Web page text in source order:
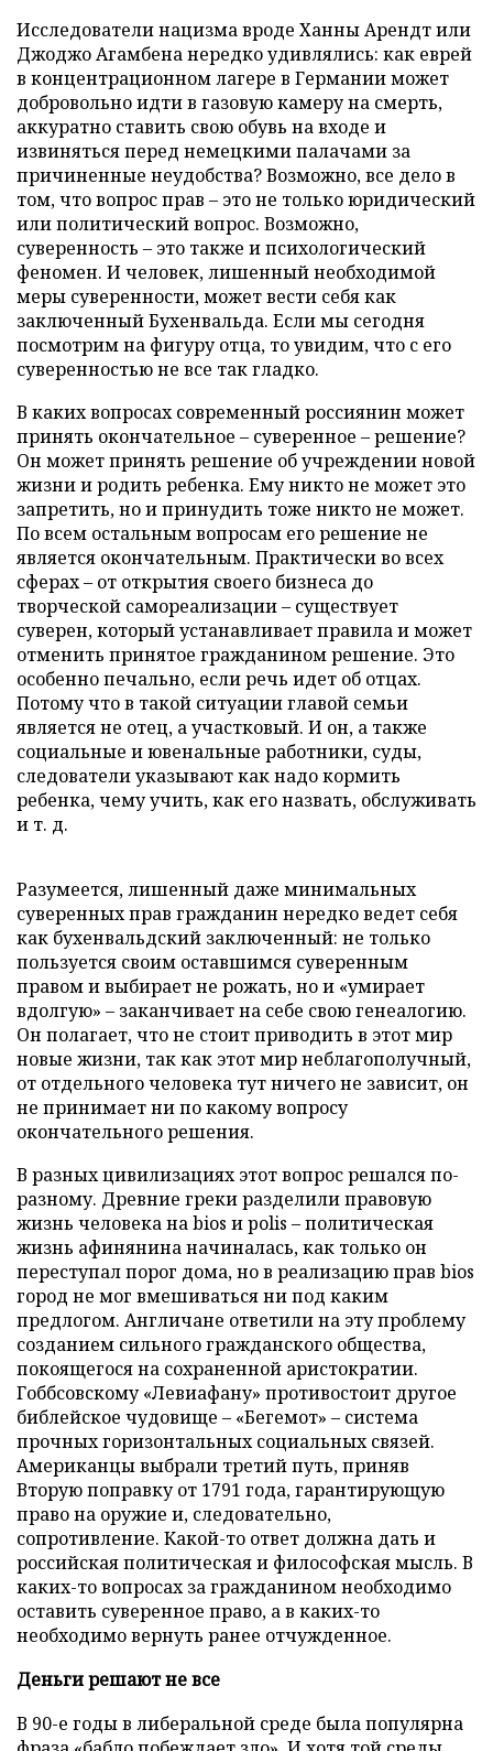
Исследователи нацизма вроде Ханны Арендт или
Джоджо Агамбена нередко удивлялись: как еврей
в концентрационном лагере в Германии может
добровольно идти в газовую камеру на смерть,
аккуратно ставить свою обувь на входе и
извиняться перед немецкими палачами за
причиненные неудобства? Возможно, все дело в
том, что вопрос прав – это не только юридический
или политический вопрос. Возможно,
суверенность – это также и психологический
феномен. И человек, лишенный необходимой
меры суверенности, может вести себя как
заключенный Бухенвальда. Если мы сегодня
посмотрим на фигуру отца, то увидим, что с его
суверенностью не все так гладко.
В каких вопросах современный россиянин может
принять окончательное – суверенное – решение?
Он может принять решение об учреждении новой
жизни и родить ребенка. Ему никто не может это
запретить, но и принудить тоже никто не может.
По всем остальным вопросам его решение не
является окончательным. Практически во всех
сферах – от открытия своего бизнеса до
творческой самореализации – существует
суверен, который устанавливает правила и может
отменить принятое гражданином решение. Это
особенно печально, если речь идет об отцах.
Потому что в такой ситуации главой семьи
является не отец, а участковый. И он, а также
социальные и ювенальные работники, суды,
следователи указывают как надо кормить
ребенка, чему учить, как его назвать, обслуживать
и т. д.
Разумеется, лишенный даже минимальных
суверенных прав гражданин нередко ведет себя
как бухенвальдский заключенный: не только
пользуется своим оставшимся суверенным
правом и выбирает не рожать, но и «умирает
вдолгую» – заканчивает на себе свою генеалогию.
Он полагает, что не стоит приводить в этот мир
новые жизни, так как этот мир неблагополучный,
от отдельного человека тут ничего не зависит, он
не принимает ни по какому вопросу
окончательного решения.
В разных цивилизациях этот вопрос решался по-
разному. Древние греки разделили правовую
жизнь человека на bios и polis – политическая
жизнь афинянина начиналась, как только он
переступал порог дома, но в реализацию прав bios
город не мог вмешиваться ни под каким
предлогом. Англичане ответили на эту проблему
созданием сильного гражданского общества,
покоящегося на сохраненной аристократии.
Гоббсовскому «Левиафану» противостоит другое
библейское чудовище – «Бегемот» – система
прочных горизонтальных социальных связей.
Американцы выбрали третий путь, приняв
Вторую поправку от 1791 года, гарантирующую
право на оружие и, следовательно,
сопротивление. Какой-то ответ должна дать и
российская политическая и философская мысль. В
каких-то вопросах за гражданином необходимо
оставить суверенное право, а в каких-то
необходимо вернуть ранее отчужденное.
Деньги решают не все
В 90-е годы в либеральной среде была популярна